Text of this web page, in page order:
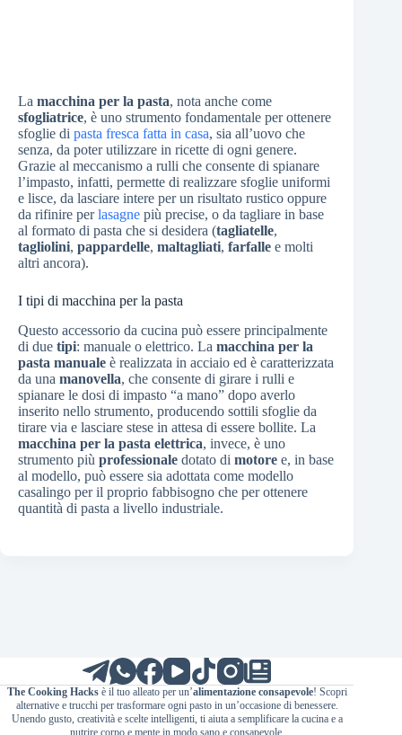
La macchina per la pasta, nota anche come
sfogliatrice, è uno strumento fondamentale per ottenere
sfoglie di pasta fresca fatta in casa, sia all’uovo che
senza, da poter utilizzare in ricette di ogni genere.
Grazie al meccanismo a rulli che consente di spianare
l’impasto, infatti, permette di realizzare sfoglie uniformi
e lisce, da lasciare intere per un risultato rustico oppure
da rifinire perlasagne più precise, o da tagliare in base
al formato di pasta che si desidera (tagliatelle,
tagliolini, pappardelle, maltagliati, farfalle e molti
altri ancora).
I tipi di macchina per la pasta
Questo accessorio da cucina può essere principalmente
di due tipi: manuale o elettrico. La macchina per la
pasta manuale è realizzata in acciaio ed è caratterizzata
da una manovella, che consente di girare i rulli e
spianare le dosi di impasto “a mano” dopo averlo
inserito nello strumento, producendo sottili sfoglie da
tirare via e lasciare stese in attesa di essere bollite. La
macchina per la pasta elettrica, invece, è uno
strumento più professionale dotato di motore e, in base
al modello, può essere sia adottata come modello
casalingo per il proprio fabbisogno che per ottenere
quantità di pasta a livello industriale.
The Cooking Hacksè il tuo alleato per un’alimentazione consapevole! Scopri
alternative e trucchi per trasformare ogni pasto in un’occasione di benessere.
Unendo gusto, creatività e scelte intelligenti, ti aiuta a semplificare la cucina e a
nutrire corpo e mente in modo sano e consapevole.